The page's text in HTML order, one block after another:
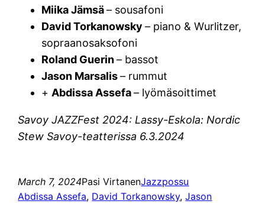
Miika Jämsä– sousafoni
David Torkanowsky– piano & Wurlitzer,
sopraanosaksofoni
Roland Guerin– bassot
Jason Marsalis– rummut
+ Abdissa Assefa– lyömäsoittimet
Savoy JAZZFest 2024: Lassy-Eskola: Nordic
Stew Savoy-teatterissa 6.3.2024
March 7, 2024Pasi VirtanenJazzpossu
Abdissa Assefa, David Torkanowsky, Jason